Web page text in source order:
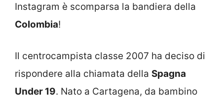
Instagram è scomparsa la bandiera della
Colombia!
Il centrocampista classe 2007 ha deciso di
rispondere alla chiamata della Spagna
Under 19. Nato a Cartagena, da bambino